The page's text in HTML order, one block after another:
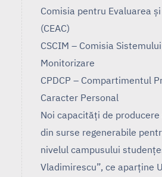
Comisia pentru Evaluarea și Asigurarea Calității
(CEAC)
CSCIM – Comisia
Monitorizare
CPDCP – Compartimentul
Caracter Personal
Noi capacități de
din surse regenerabile
nivelul campusului
Vladimirescu”, ce aparține